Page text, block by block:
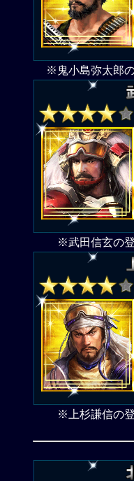
※鬼小島弥太郎
※武田信玄の
※上杉謙信の